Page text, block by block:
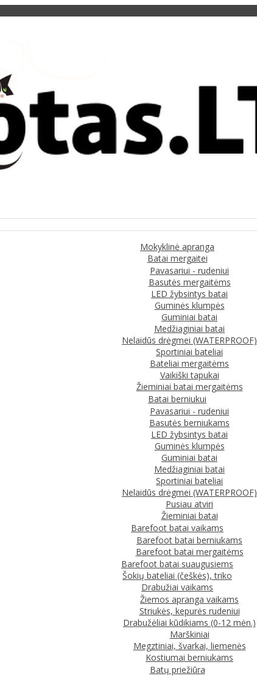
Mokyklinė apranga
Batai mergaitei
Pavasariui - rudeniui
Basutės mergaitėms
LED žybsintys batai
Guminės klumpės
Guminiai batai
Medžiaginiai batai
Nelaidūs drėgmei (WATERPROOF)
Sportiniai bateliai
Bateliai mergaitėms
Vaikiški tapukai
Žieminiai batai mergaitėms
Batai berniukui
Pavasariui - rudeniui
Basutės berniukams
LED žybsintys batai
Guminės klumpės
Guminiai batai
Medžiaginiai batai
Sportiniai bateliai
Nelaidūs drėgmei (WATERPROOF)
Pusiau atviri
Žieminiai batai
Barefoot batai vaikams
Barefoot batai berniukams
Barefoot batai mergaitėms
Barefoot batai suaugusiems
Šokių bateliai (češkės), triko
Drabužiai vaikams
Žiemos apranga vaikams
Striukės, kepurės rudeniui
Drabužėliai kūdikiams (0-12 mėn.)
Marškiniai
Megztiniai, švarkai, liemenės
Kostiumai berniukams
Batų priežiūra